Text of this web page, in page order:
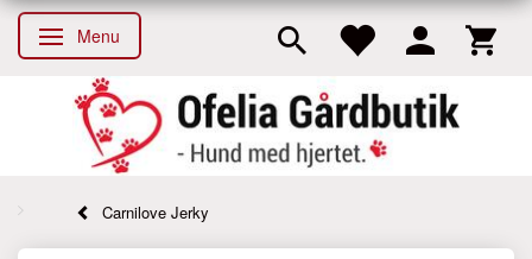
Skifte navigation
Menu
Carnilove Jerky